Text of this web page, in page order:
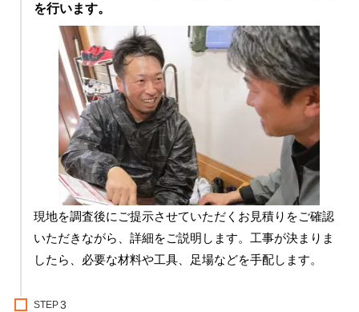
を行います。
現地を調査後にご提示させていただくお見積りをご確認
いただきながら、詳細をご説明します。工事が決まりま
したら、必要な材料や工具、足場などを手配します。
STEP